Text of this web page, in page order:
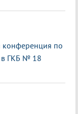
по
в ГКБ № 18